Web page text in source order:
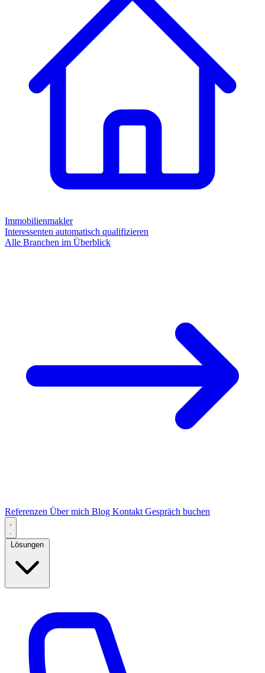
Immobilienmakler
Interessenten automatisch qualifizieren
Alle Branchen im Überblick
Referenzen Über mich Blog Kontakt Gespräch buchen